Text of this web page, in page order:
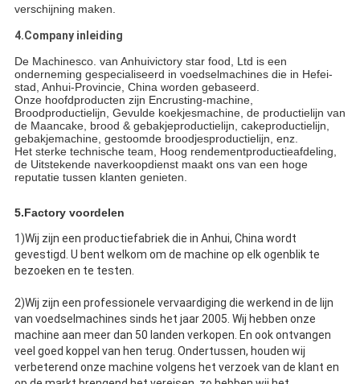
verschijning maken.
4.Company inleiding
De Machinesco. van Anhuivictory star food, Ltd is een
onderneming gespecialiseerd in voedselmachines die in Hefei-
stad, Anhui-Provincie, China worden gebaseerd.
Onze hoofdproducten zijn Encrusting-machine,
Broodproductielijn, Gevulde koekjesmachine, de productielijn van
de Maancake, brood & gebakjeproductielijn, cakeproductielijn,
gebakjemachine, gestoomde broodjesproductielijn, enz.
Het sterke technische team, Hoog rendementproductieafdeling,
de Uitstekende naverkoopdienst maakt ons van een hoge
reputatie tussen klanten genieten.
5.Factory voordelen
1)Wij zijn een productiefabriek die in Anhui, China wordt
gevestigd. U bent welkom om de machine op elk ogenblik te
bezoeken en te testen.
2)Wij zijn een professionele vervaardiging die werkend in de lijn
van voedselmachines sinds het jaar 2005. Wij hebben onze
machine aan meer dan 50 landen verkopen. En ook ontvangen
veel goed koppel van hen terug. Ondertussen, houden wij
verbeterend onze machine volgens het verzoek van de klant en